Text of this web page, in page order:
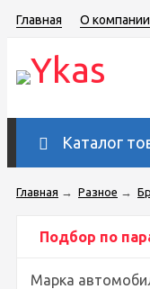
Главная О компании
Каталог
Главная → Разное →
Подбор по
Марка